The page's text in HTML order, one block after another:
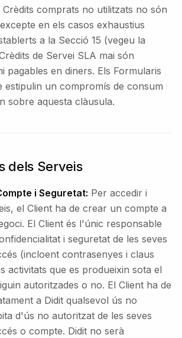
comprats no utilitzats no són
en els casos exhaustius
a la Secció 15 (vegeu la
de Servei SLA mai són
pagables en diners. Els Formularis
estipulin un compromís de consum
sobre aquesta clàusula.
dels Serveis
i Seguretat: Per accedir i
el Client ha de crear un compte a
El Client és l'únic responsable
i seguretat de les seves
(incloent contrasenyes i claus
activitats que es produeixin sota el
autoritzades o no. El Client ha de
a Didit qualsevol ús no
d'ús no autoritzat de les seves
o compte. Didit no serà